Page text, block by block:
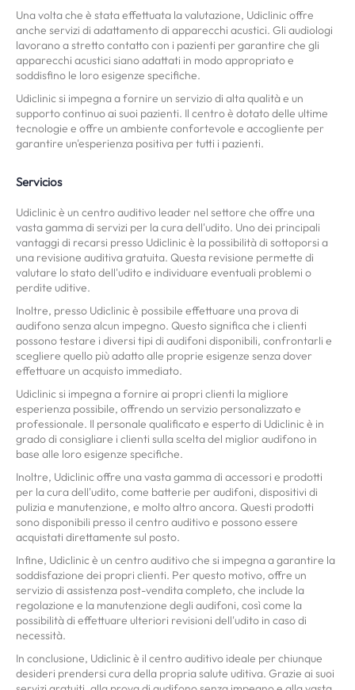
Una volta che è stata effettuata la valutazione, Udiclinic offre
anche servizi di adattamento di apparecchi acustici. Gli audiologi
lavorano a stretto contatto con i pazienti per garantire che gli
apparecchi acustici siano adattati in modo appropriato e
soddisfino le loro esigenze specifiche.
Udiclinic si impegna a fornire un servizio di alta qualità e un
supporto continuo ai suoi pazienti. Il centro è dotato delle ultime
tecnologie e offre un ambiente confortevole e accogliente per
garantire un'esperienza positiva per tutti i pazienti.
Servicios
Udiclinic è un centro auditivo leader nel settore che offre una
vasta gamma di servizi per la cura dell'udito. Uno dei principali
vantaggi di recarsi presso Udiclinic è la possibilità di sottoporsi a
una revisione auditiva gratuita. Questa revisione permette di
valutare lo stato dell'udito e individuare eventuali problemi o
perdite uditive.
Inoltre, presso Udiclinic è possibile effettuare una prova di
audifono senza alcun impegno. Questo significa che i clienti
possono testare i diversi tipi di audifoni disponibili, confrontarli e
scegliere quello più adatto alle proprie esigenze senza dover
effettuare un acquisto immediato.
Udiclinic si impegna a fornire ai propri clienti la migliore
esperienza possibile, offrendo un servizio personalizzato e
professionale. Il personale qualificato e esperto di Udiclinic è in
grado di consigliare i clienti sulla scelta del miglior audifono in
base alle loro esigenze specifiche.
Inoltre, Udiclinic offre una vasta gamma di accessori e prodotti
per la cura dell'udito, come batterie per audifoni, dispositivi di
pulizia e manutenzione, e molto altro ancora. Questi prodotti
sono disponibili presso il centro auditivo e possono essere
acquistati direttamente sul posto.
Infine, Udiclinic è un centro auditivo che si impegna a garantire la
soddisfazione dei propri clienti. Per questo motivo, offre un
servizio di assistenza post-vendita completo, che include la
regolazione e la manutenzione degli audifoni, così come la
possibilità di effettuare ulteriori revisioni dell'udito in caso di
necessità.
In conclusione, Udiclinic è il centro auditivo ideale per chiunque
desideri prendersi cura della propria salute uditiva. Grazie ai suoi